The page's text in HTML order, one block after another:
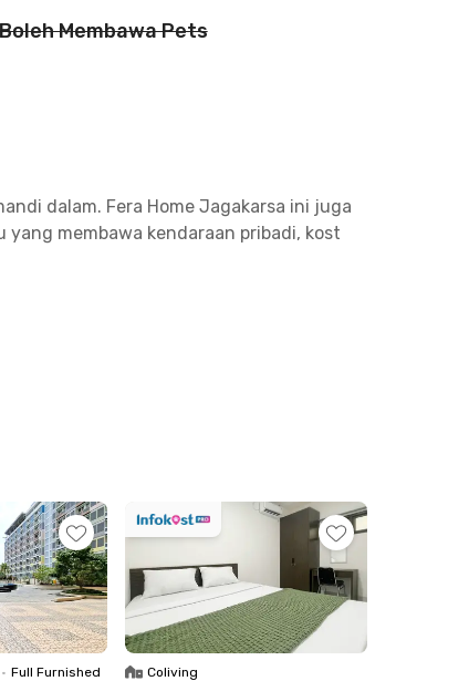
Membawa Pets
dalam. Fera Home Jagakarsa ini juga
yang membawa kendaraan pribadi, kost
kehabisan!
• Full Furnished Coliving